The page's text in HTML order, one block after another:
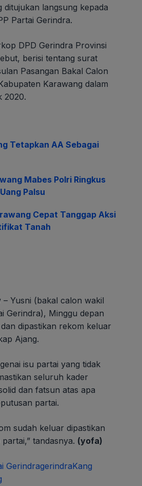
ditujukan langsung kepada
Partai Gerindra.
DPD Gerindra Provinsi
berisi tentang surat
Pasangan Bakal Calon
Karawang dalam
2020.
Tetapkan AA Sebagai
Mabes Polri Ringkus
Palsu
Cepat Tanggap Aksi
Tanah
– Yusni (bakal calon wakil
Gerindra), Minggu depan
dipastikan rekom keluar
Ajang.
isu partai yang tidak
seluruh kader
dan fatsun atas apa
partai.
sudah keluar dipastikan
tandasnya. (yofa)
GerindragerindraKang